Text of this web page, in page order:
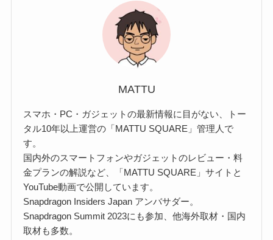
MATTU
スマホ・PC・ガジェットの最新情報に目がない、トー
タル10年以上運営の「MATTU SQUARE」管理人で
す。
国内外のスマートフォンやガジェットのレビュー・料
金プランの解説など、「MATTU SQUARE」サイトと
YouTube動画で公開しています。
Snapdragon Insiders Japan アンバサダー。
Snapdragon Summit 2023にも参加、他海外取材・国内
取材も多数。